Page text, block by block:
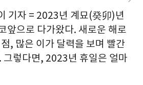
기자 = 2023년 계묘(癸卯)년
앞으로 다가왔다. 새로운 해로
, 많은 이가 달력을 보며 빨간
그렇다면, 2023년 휴일은 얼마